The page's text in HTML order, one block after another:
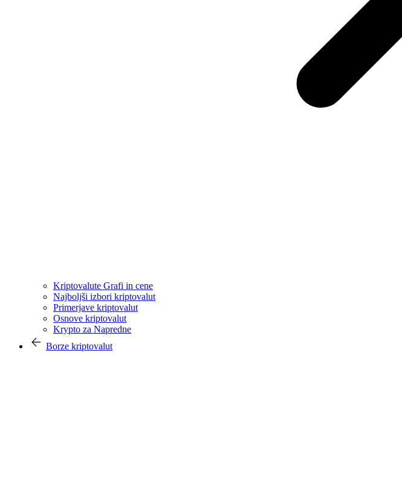
Kriptovalute Grafi in cene
Najboljši izbori kriptovalut
Primerjave kriptovalut
Osnove kriptovalut
Krypto za Napredne
Borze kriptovalut